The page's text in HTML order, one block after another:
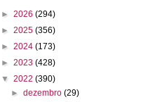
► 2026 (294)
► 2025 (356)
► 2024 (173)
► 2023 (428)
▼ 2022 (390)
►dezembro(29)